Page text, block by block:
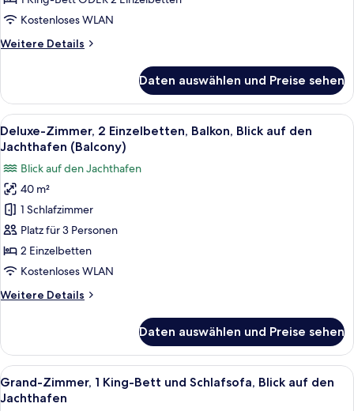
auf
Jachthafen
Kostenloses WLAN
Weitere Details
Weitere
Zimmer,
Balkon,
Blick
auf
Jachthafen
(Balcony)
Daten auswählen und Preise sehen
Alle
Fotos
Deluxe-
Zimmer,
2 Einzelbetten,
Balkon,
Blick
auf
Jachthafen
Ein Hotelzimmer mit zwei Betten,
7
Deluxe-Zimmer, 2 Einzelbetten, Balkon, Blick auf den
Jachthafen (Balcony)
Blick auf den Jachthafen
40 m²
1 Schlafzimmer
Platz für 3 Personen
2 Einzelbetten
Kostenloses WLAN
Weitere Details
Weitere
Zimmer,
2 Einzelbetten,
Balkon,
Blick
Daten auswählen und Preise sehen
Alle
Fotos
Ein Hotelzimmer mit einem großen
6
Grand-Zimmer, 1 King-Bett und Schlafsofa, Blick auf den
Jachthafen